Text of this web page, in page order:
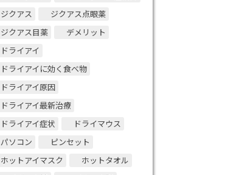
ジクアス
ジクアス点眼薬
ジクアス目薬
デメリット
ドライアイ
ドライアイに効く食べ物
ドライアイ原因
ドライアイ最新治療
ドライアイ症状
ドライマウス
パソコン
ピンセット
ホットアイマスク
ホットタオル